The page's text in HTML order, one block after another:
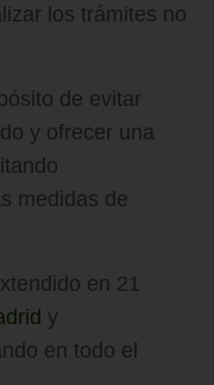
los trámites no
de evitar
y ofrecer una
medidas de
en 21
y
en todo el